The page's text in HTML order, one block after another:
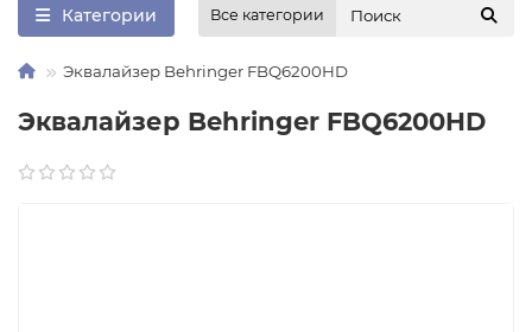
Категории Все категории
Эквалайзер Behringer FBQ6200HD
Эквалайзер Behringer FBQ6200HD